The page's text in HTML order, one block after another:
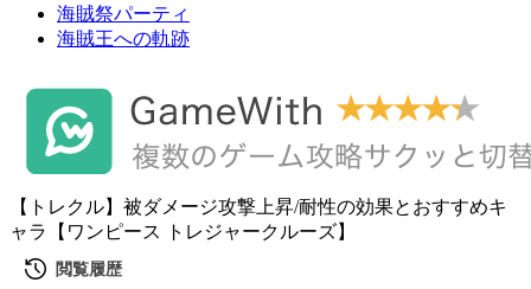
海賊祭パーティ
海賊王への軌跡
【トレクル】被ダメージ攻撃上昇/耐性の効果とおすすめキ
ャラ【ワンピース トレジャークルーズ】